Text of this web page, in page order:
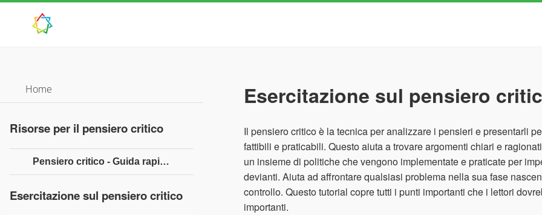
Esercitazione sul pensiero
Il pensiero critico è la tecnica per analizzare i pensieri e presentarli
fattibili e praticabili. Questo aiuta a trovare argomenti chiari e
un insieme di politiche che vengono implementate e praticate per
devianti. Aiuta ad affrontare qualsiasi problema nella sua fase
controllo. Questo tutorial copre tutti i punti importanti che i lettori
importanti.
Home
Risorse per il pensiero critico
Pensiero critico - Guida rapida
Esercitazione sul pensiero critico